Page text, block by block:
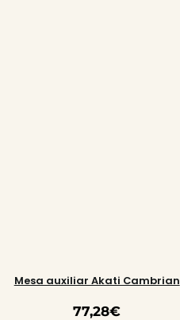
Mesa auxiliar Akati Cambrian
77,28€